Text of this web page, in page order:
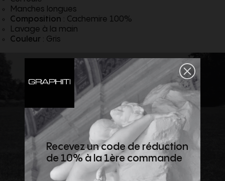
Manches longues
Composition : Cachemire 100%
Lavage à la main
Couleur : Gris
Recevez un code de réduction
de 10% à la 1ère commande